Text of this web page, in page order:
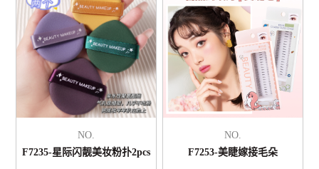
NO.
F7235-星际闪靓美妆粉扑2pcs
NO.
F7253-美睫嫁接毛朵